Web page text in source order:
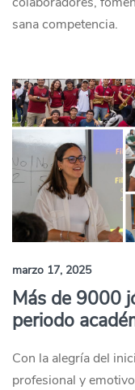
sana competencia.
marzo 17, 2025
Más de 9000
periodo
Con la alegría del
profesional y